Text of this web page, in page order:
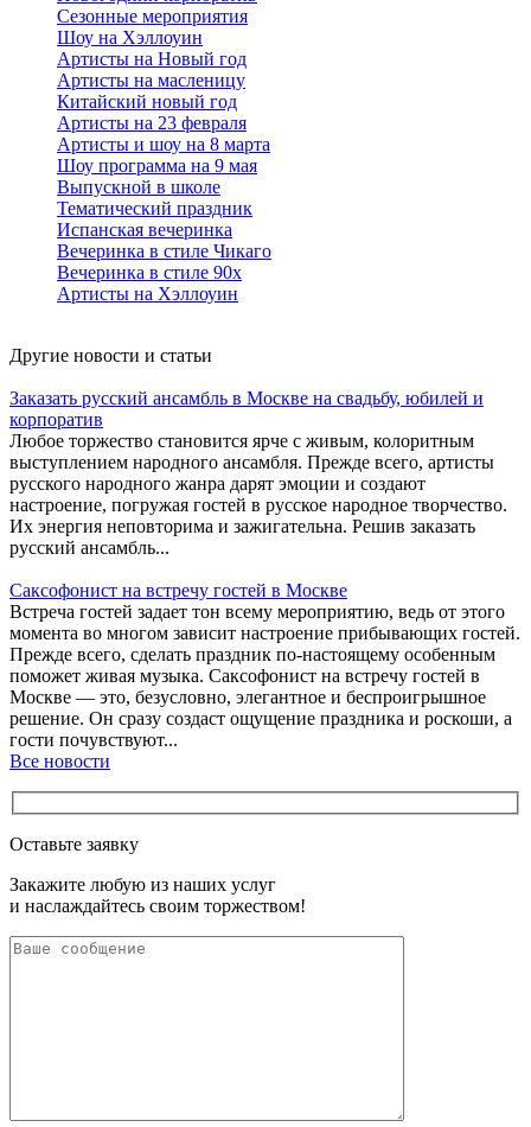
Сезонные мероприятия
Шоу на Хэллоуин
Артисты на Новый год
Артисты на масленицу
Китайский новый год
Артисты на 23 февраля
Артисты и шоу на 8 марта
Шоу программа на 9 мая
Выпускной в школе
Тематический праздник
Испанская вечеринка
Вечеринка в стиле Чикаго
Вечеринка в стиле 90х
Артисты на Хэллоуин
Другие новости и статьи
Заказать русский ансамбль в Москве на свадьбу, юбилей и
корпоратив
Любое торжество становится ярче с живым, колоритным
выступлением народного ансамбля. Прежде всего, артисты
русского народного жанра дарят эмоции и создают
настроение, погружая гостей в русское народное творчество.
Их энергия неповторима и зажигательна. Решив заказать
русский ансамбль...
Саксофонист на встречу гостей в Москве
Встреча гостей задает тон всему мероприятию, ведь от этого
момента во многом зависит настроение прибывающих гостей.
Прежде всего, сделать праздник по-настоящему особенным
поможет живая музыка. Саксофонист на встречу гостей в
Москве — это, безусловно, элегантное и беспроигрышное
решение. Он сразу создаст ощущение праздника и роскоши, а
гости почувствуют...
Все новости
Оставьте заявку
Закажите любую из наших услуг
и наслаждайтесь своим торжеством!